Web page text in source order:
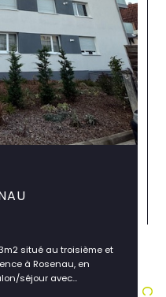
situé au troisième et
à Rosenau, en
séjour avec...